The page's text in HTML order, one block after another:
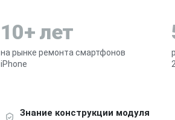
10+ лет
на рынке ремонта смартфонов
iPhone
Знание конструкции модуля